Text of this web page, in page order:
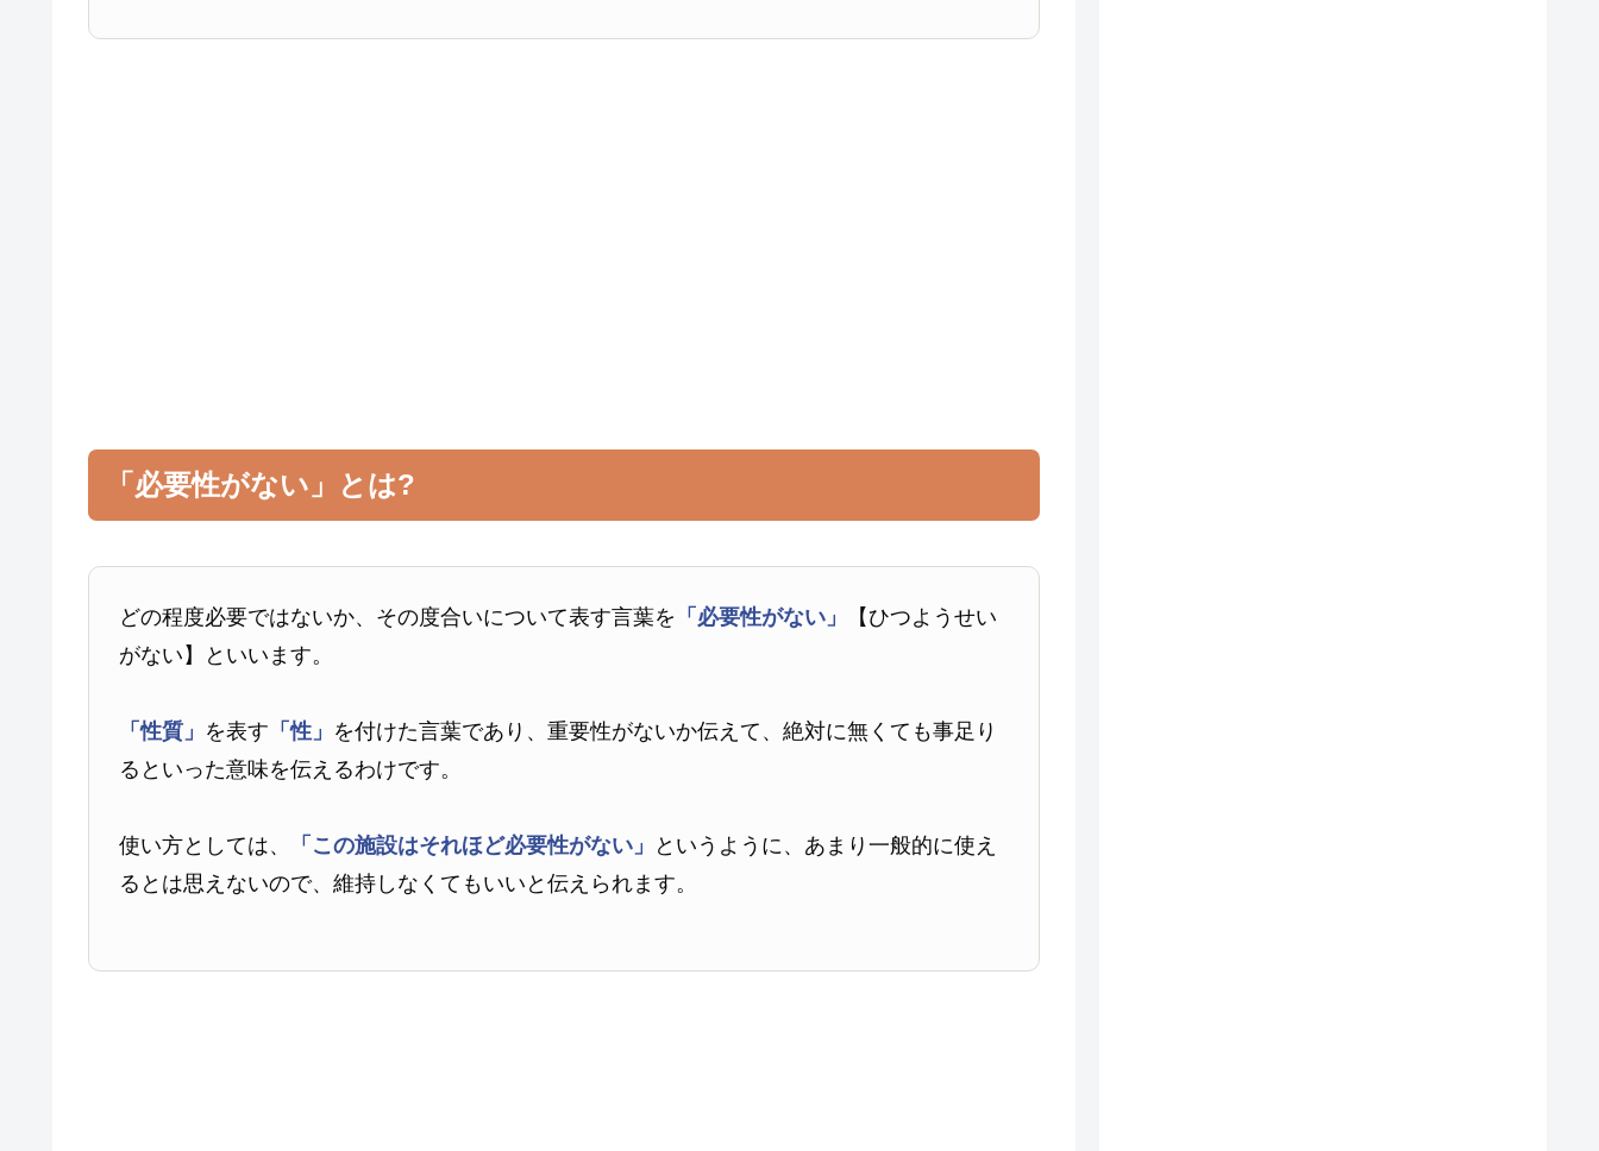
「必要性がない」とは?
どの程度必要ではないか、その度合いについて表す言葉を 「必要性がない」
【ひつようせい
がない】といいます。
「性質」 を表す 「性」 を付けた言葉であり、重要性がないか伝えて、絶対に無くても事足り
るといった意味を伝えるわけです。
使い方としては、 「この施設はそれほど必要性がない」
というように、あまり一般的に使え
るとは思えないので、維持しなくてもいいと伝えられます。